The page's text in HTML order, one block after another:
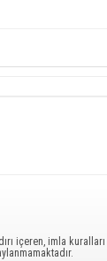
içeren, imla kuralları